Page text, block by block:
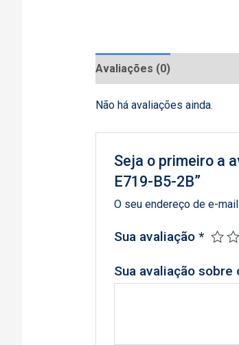
Avaliações (0)
Não há avaliações ainda.
Seja o primeiro a
E719-B5-2B”
O seu endereço de e-
Sua avaliação*
Sua avaliação